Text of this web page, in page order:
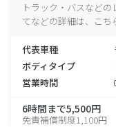
トラック・バスなど
てなどの詳細は、こち
代表車種
ボディタイプ
営業時間
6時間まで5,500円
免責補償制度1,100円